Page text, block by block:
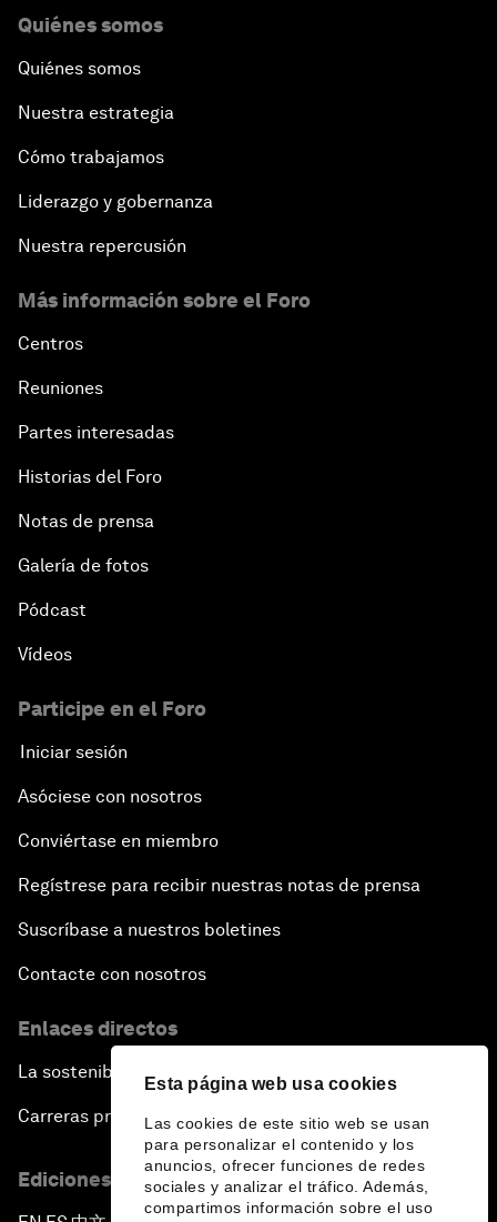
Esta página web usa cookies
Las cookies de este sitio web se usan
para personalizar el contenido y los
anuncios, ofrecer funciones de redes
sociales y analizar el tráfico. Además,
compartimos información sobre el uso
Quiénes somos
Quiénes somos
Nuestra estrategia
Cómo trabajamos
Liderazgo y gobernanza
Nuestra repercusión
Más información sobre el Foro
Centros
Reuniones
Partes interesadas
Historias del Foro
Notas de prensa
Galería de fotos
Pódcast
Vídeos
Participe en el Foro
Iniciar sesión
Asóciese con nosotros
Conviértase en miembro
Regístrese para recibir nuestras notas de prensa
Suscríbase a nuestros boletines
Contacte con nosotros
Enlaces directos
La sostenibilidad en el Foro
Carreras profesionales
Ediciones en otros idiomas